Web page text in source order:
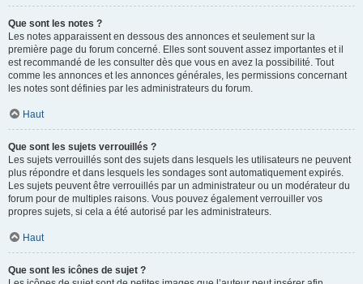
Que sont les notes ?
Les notes apparaissent en dessous des annonces et seulement sur la
première page du forum concerné. Elles sont souvent assez importantes et il
est recommandé de les consulter dès que vous en avez la possibilité. Tout
comme les annonces et les annonces générales, les permissions concernant
les notes sont définies par les administrateurs du forum.
Haut
Que sont les sujets verrouillés ?
Les sujets verrouillés sont des sujets dans lesquels les utilisateurs ne peuvent
plus répondre et dans lesquels les sondages sont automatiquement expirés.
Les sujets peuvent être verrouillés par un administrateur ou un modérateur du
forum pour de multiples raisons. Vous pouvez également verrouiller vos
propres sujets, si cela a été autorisé par les administrateurs.
Haut
Que sont les icônes de sujet ?